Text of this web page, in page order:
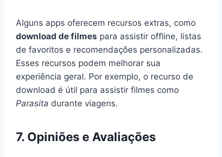
Alguns apps oferecem recursos extras, como
download de filmes para assistir offline, listas
de favoritos e recomendações personalizadas.
Esses recursos podem melhorar sua
experiência geral. Por exemplo, o recurso de
download é útil para assistir filmes como
Parasita durante viagens.
7. Opiniões e Avaliações